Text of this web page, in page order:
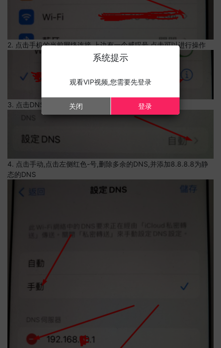
2. 点击手机的当前网络连接,上边有一个感叹号,点击可以进行操作
3. 点击DNS设置
4. 点击手动,点击左侧红色-号,删除多余的DNS,并添加8.8.8.8为静
态的DNS
系统提示
观看VIP视频,您需要先登录
关闭 登录